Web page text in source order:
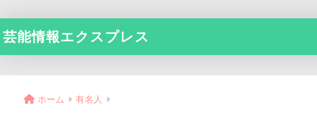
芸能情報エクスプレス
ホーム 有名人